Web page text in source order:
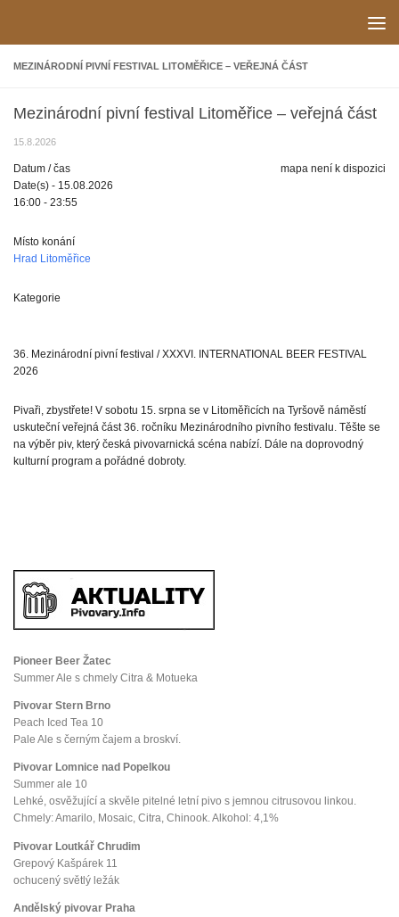
MEZINÁRODNÍ PIVNÍ FESTIVAL LITOMĚŘICE – VEŘEJNÁ ČÁST
Mezinárodní pivní festival Litoměřice – veřejná část
15.8.2026
mapa není k dispozici
Datum / čas
Date(s) - 15.08.2026
16:00 - 23:55
Místo konání
Hrad Litoměřice
Kategorie
36. Mezinárodní pivní festival / XXXVI. INTERNATIONAL BEER FESTIVAL
2026
Pivaři, zbystřete! V sobotu 15. srpna se v Litoměřicích na Tyršově náměstí
uskuteční veřejná část 36. ročníku Mezinárodního pivního festivalu. Těšte se
na výběr piv, který česká pivovarnická scéna nabízí. Dále na doprovodný
kulturní program a pořádné dobroty.
Pioneer Beer Žatec
Summer Ale s chmely Citra & Motueka
Pivovar Stern Brno
Peach Iced Tea 10
Pale Ale s černým čajem a broskví.
Pivovar Lomnice nad Popelkou
Summer ale 10
Lehké, osvěžující a skvěle pitelné letní pivo s jemnou citrusovou linkou.
Chmely: Amarilo, Mosaic, Citra, Chinook. Alkohol: 4,1%
Pivovar Loutkář Chrudim
Grepový Kašpárek 11
ochucený světlý ležák
Andělský pivovar Praha